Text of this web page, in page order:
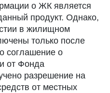
о ЖК является
продукт. Однако,
в жилищном
только после
соглашение о
от Фонда
разрешение на
от местных